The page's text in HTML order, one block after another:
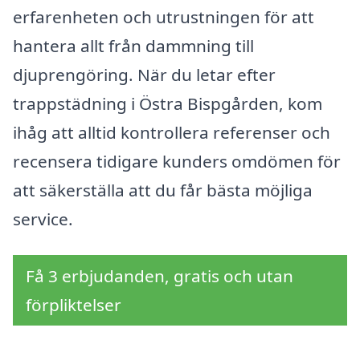
erfarenheten och utrustningen för att
hantera allt från dammning till
djuprengöring. När du letar efter
trappstädning i Östra Bispgården, kom
ihåg att alltid kontrollera referenser och
recensera tidigare kunders omdömen för
att säkerställa att du får bästa möjliga
service.
Få 3 erbjudanden, gratis och utan
förpliktelser